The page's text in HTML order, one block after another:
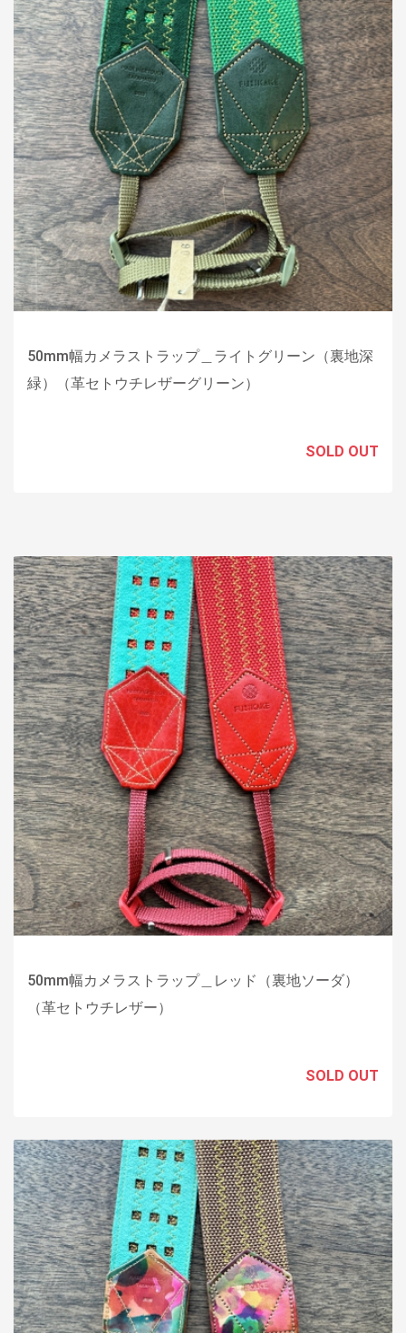
50mm幅カメラストラップ＿ライトグリーン（裏地深
緑）（革セトウチレザーグリーン）
SOLD OUT
50mm幅カメラストラップ＿レッド（裏地ソーダ）
（革セトウチレザー）
SOLD OUT